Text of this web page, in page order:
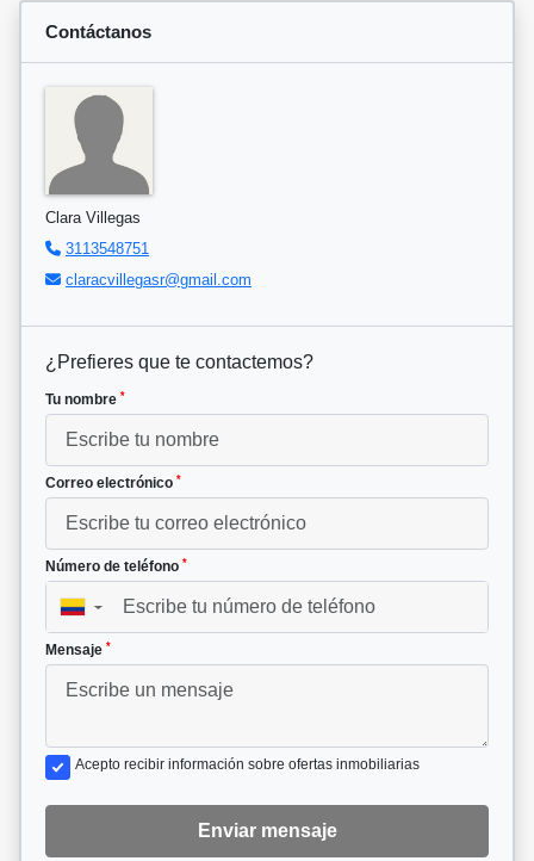
Contáctanos
Clara Villegas
3113548751
claracvillegasr@gmail.com
¿Prefieres que te contactemos?
Tu nombre *
Correo electrónico *
Número de teléfono *
▼
Mensaje *
Acepto recibir información sobre ofertas inmobiliarias
Enviar mensaje